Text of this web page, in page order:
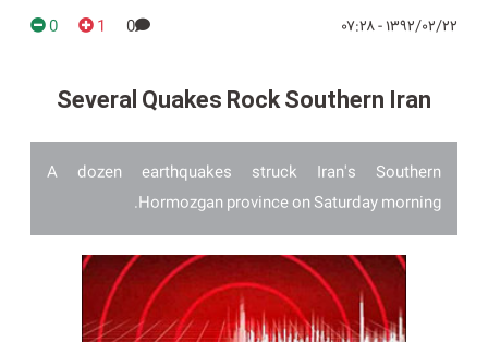
۱۳۹۲/۰۲/۲۲ - ۰۷:۲۸ 0
1
0
Several Quakes Rock Southern Iran
A dozen earthquakes struck Iran's Southern
Hormozgan province on Saturday morning.